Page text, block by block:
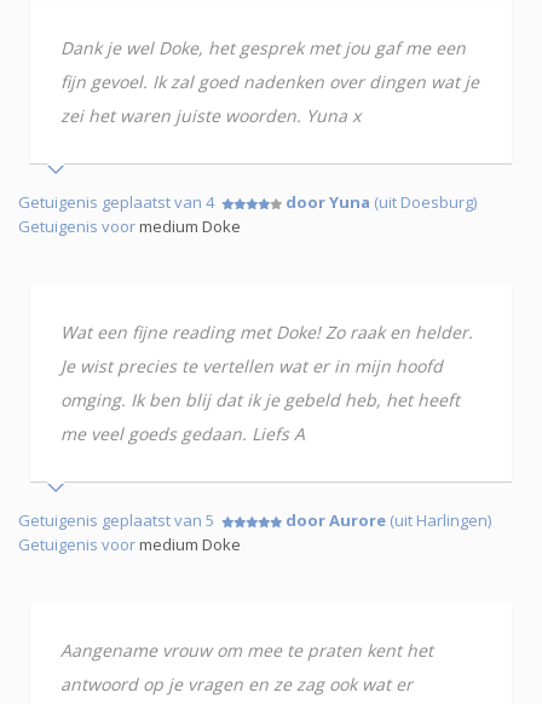
Dank je wel Doke, het gesprek met jou gaf me een
fijn gevoel. Ik zal goed nadenken over dingen wat je
zei het waren juiste woorden. Yuna x
Getuigenis geplaatst van 4 door Yuna (uit Doesburg)
Getuigenis voormedium Doke
Wat een fijne reading met Doke! Zo raak en helder.
Je wist precies te vertellen wat er in mijn hoofd
omging. Ik ben blij dat ik je gebeld heb, het heeft
me veel goeds gedaan. Liefs A
Getuigenis geplaatst van 5 door Aurore (uit Harlingen)
Getuigenis voormedium Doke
Aangename vrouw om mee te praten kent het
antwoord op je vragen en ze zag ook wat er